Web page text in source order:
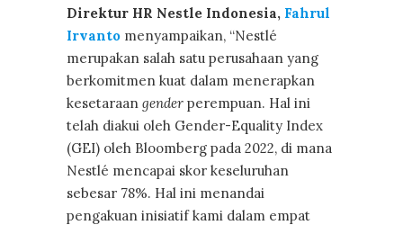
Direktur HR Nestle Indonesia, Fahrul
Irvanto menyampaikan, “Nestlé
merupakan salah satu perusahaan yang
berkomitmen kuat dalam menerapkan
kesetaraan gender perempuan. Hal ini
telah diakui oleh Gender-Equality Index
(GEI) oleh Bloomberg pada 2022, di mana
Nestlé mencapai skor keseluruhan
sebesar 78%. Hal ini menandai
pengakuan inisiatif kami dalam empat